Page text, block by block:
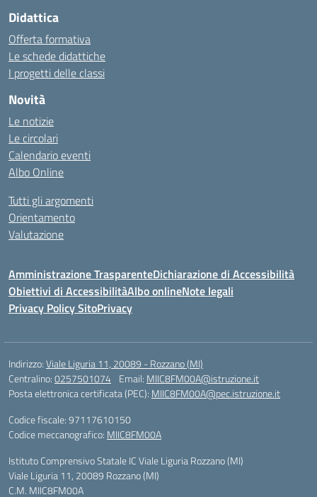
Didattica
Offerta formativa
Le schede didattiche
I progetti delle classi
Novità
Le notizie
Le circolari
Calendario eventi
Albo Online
Tutti gli argomenti
Orientamento
Valutazione
Amministrazione TrasparenteDichiarazione di Accessibilità
Obiettivi di AccessibilitàAlbo onlineNote legali
Privacy Policy SitoPrivacy
Indirizzo:Viale Liguria 11, 20089 - Rozzano (MI)
Centralino:0257501074 Email: MIIC8FM00A@istruzione.it
Posta elettronica certificata (PEC): MIIC8FM00A@pec.istruzione.it
Codice fiscale: 97117610150
Codice meccanografico: MIIC8FM00A
Istituto Comprensivo Statale IC Viale Liguria Rozzano (MI)
Viale Liguria 11, 20089 Rozzano (MI)
C.M. MIIC8FM00A